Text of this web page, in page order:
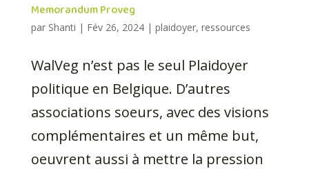
Memorandum Proveg
par Shanti | Fév 26, 2024| plaidoyer, ressources
WalVeg n’est pas le seul Plaidoyer
politique en Belgique. D’autres
associations soeurs, avec des visions
complémentaires et un même but,
oeuvrent aussi à mettre la pression